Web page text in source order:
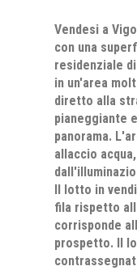
Vendesi a
con una
residenziale
in un'area
diretto alla
pianeggiante
panorama.
allaccio
Il lotto in
fila rispetto
corrisponde
prospetto. Il